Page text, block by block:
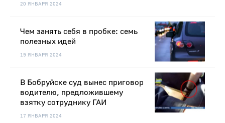
20 ЯНВАРЯ 2024
19 ЯНВАРЯ 2024
Чем занять себя в пробке: семь
полезных идей
17 ЯНВАРЯ 2024
В Бобруйске суд вынес приговор
водителю, предложившему
взятку сотруднику ГАИ